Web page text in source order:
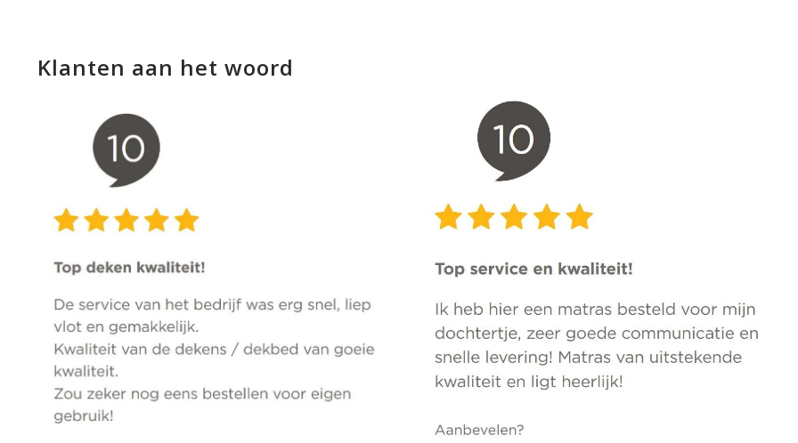
Klanten aan het woord